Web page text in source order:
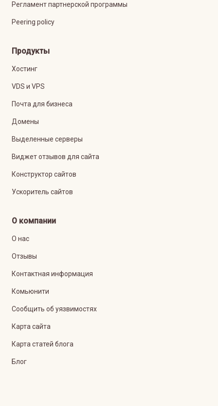
Регламент партнерской программы
Peering policy
Продукты
Хостинг
VDS и VPS
Почта для бизнеса
Домены
Выделенные серверы
Виджет отзывов для сайта
Конструктор сайтов
Ускоритель сайтов
О компании
О нас
Отзывы
Контактная информация
Комьюнити
Сообщить об уязвимостях
Карта сайта
Карта статей блога
Блог